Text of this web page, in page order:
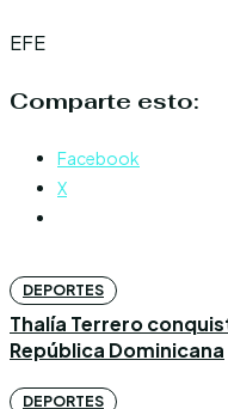
EFE
Comparte esto:
Facebook
X
DEPORTES
Thalía Terrero
República Dominicana
DEPORTES